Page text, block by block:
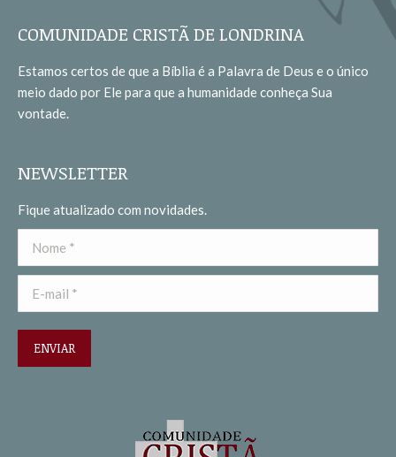
opens
new
window
opens
new
window
COMUNIDADE CRISTÃ DE LONDRINA
Estamos certos de que a Bíblia é a Palavra de Deus e o único
meio dado por Ele para que a humanidade conheça Sua
vontade.
NEWSLETTER
Fique atualizado com novidades.
Nome *
E-mail *
ENVIAR